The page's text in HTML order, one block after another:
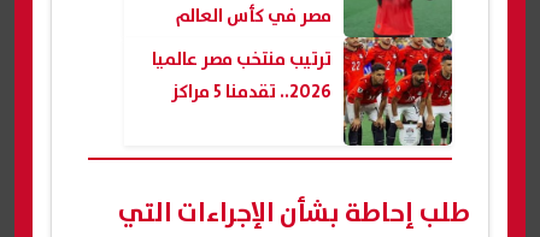
مصر في كأس العالم
ترتيب منتخب مصر عالميا
2026.. تقدمنا 5 مراكز
طلب إحاطة بشأن الإجراءات التي